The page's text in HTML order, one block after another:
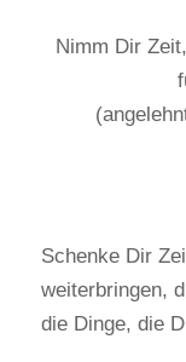
Nimm Dir
Schenke Dir
weiterbringen,
die Dinge, die